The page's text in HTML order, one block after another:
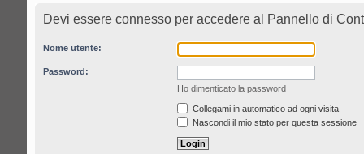
Devi essere connesso per accedere al Pannello di
Nome utente:
Password:
Ho dimenticato la password
Collegami in automatico ad ogni visita
Nascondi il mio stato per questa sessione